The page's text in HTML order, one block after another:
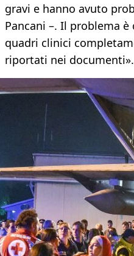
gravi e hanno avuto
Pancani –. Il problema
quadri clinici
riportati nei documenti».